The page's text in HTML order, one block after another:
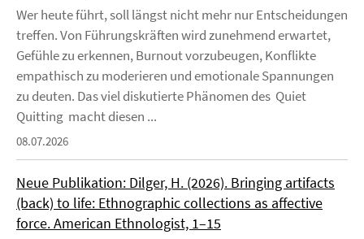
Wer heute führt, soll längst nicht mehr nur Entscheidungen
treffen. Von Führungskräften wird zunehmend erwartet,
Gefühle zu erkennen, Burnout vorzubeugen, Konflikte
empathisch zu moderieren und emotionale Spannungen
zu deuten. Das viel diskutierte Phänomen des Quiet
Quitting macht diesen ...
08.07.2026
Neue Publikation: Dilger, H. (2026). Bringing artifacts
(back) to life: Ethnographic collections as affective
force. American Ethnologist, 1–15